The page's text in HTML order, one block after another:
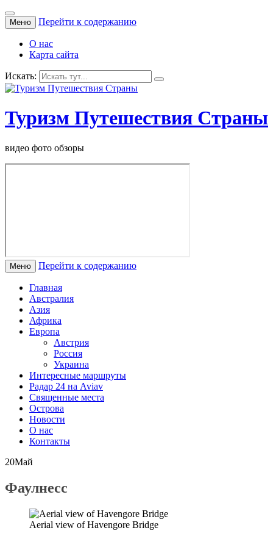
Меню Перейти к содержанию
О нас
Карта сайта
Искать:
Туризм Путешествия Страны
видео фото обзоры
Меню Перейти к содержанию
Главная
Австралия
Азия
Африка
Европа
Австрия
Россия
Украина
Интересные маршруты
Радар 24 на Aviav
Священные места
Острова
Новости
О нас
Контакты
20Май
Фаулнесс
Aerial view of Havengore Bridge